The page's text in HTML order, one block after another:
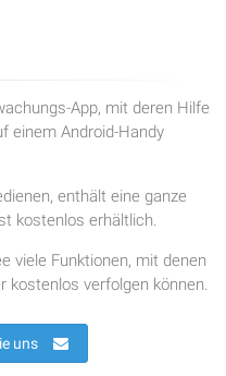
App, mit deren Hilfe
einem Android-Handy
enthält eine ganze
kostenlos erhältlich.
viele Funktionen, mit denen
kostenlos verfolgen können.
uns